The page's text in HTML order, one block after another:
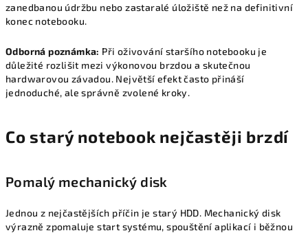
zanedbanou údržbu nebo zastaralé úložiště než na definitivní
konec notebooku.
Odborná poznámka: Při oživování staršího notebooku je
důležité rozlišit mezi výkonovou brzdou a skutečnou
hardwarovou závadou. Největší efekt často přináší
jednoduché, ale správně zvolené kroky.
Co starý notebook nejčastěji brzdí
Pomalý mechanický disk
Jednou z nejčastějších příčin je starý HDD. Mechanický disk
výrazně zpomaluje start systému, spouštění aplikací i běžnou